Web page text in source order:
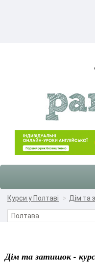
Курси у Полтаві
Дім та
Дім та затишок -